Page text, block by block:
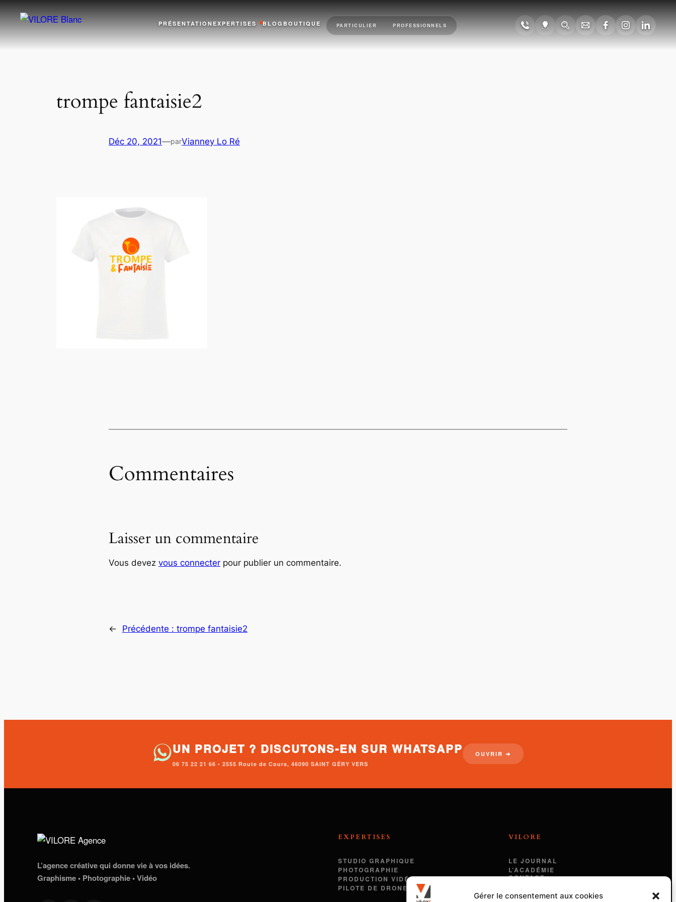
Gérer le consentement aux cookies
Aller
au
contenu
PRÉSENTATION EXPERTISES BLOG BOUTIQUE PARTICULIER PROFESSIONNELS
trompe fantaisie2
Déc 20, 2021—parVianney Lo Ré
Commentaires
Laisser un commentaire
Vous devez vous connecter pour publier un commentaire.
← Précédente : trompe fantaisie2
UN PROJET ? DISCUTONS-EN SUR WHATSAPP
06 75 22 21 66 • 2555 Route de Cours, 46090 SAINT GÉRY VERS
OUVRIR ➔
L’agence créative qui donne vie à vos idées.
Graphisme • Photographie • Vidéo
EXPERTISES
STUDIO GRAPHIQUE
PHOTOGRAPHIE
PRODUCTION VIDÉO
PILOTE DE DRONE
VILORE
LE JOURNAL
L’ACADÉMIE
CONTACT